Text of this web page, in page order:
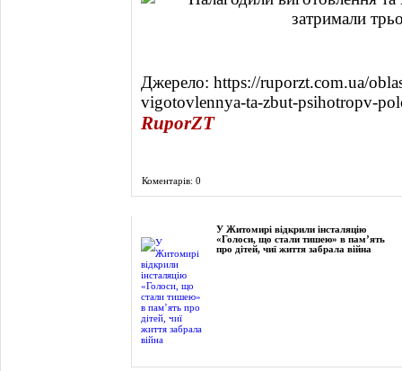
Джерело: https://ruporzt.com.ua/
vigotovlennya-ta-zbut-psihotropv-
RuporZT
Коментарів: 0
У Житомирі відкрили інсталяцію
«Голоси, що стали тишею» в пам’ять
про дітей, чиї життя забрала війна